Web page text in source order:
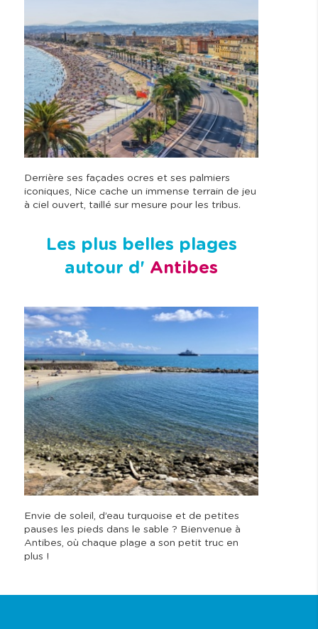
Derrière ses façades ocres et ses palmiers
iconiques, Nice cache un immense terrain de jeu
à ciel ouvert, taillé sur mesure pour les tribus.
Les plus belles plages
autour d' Antibes
Envie de soleil, d’eau turquoise et de petites
pauses les pieds dans le sable ? Bienvenue à
Antibes, où chaque plage a son petit truc en
plus !